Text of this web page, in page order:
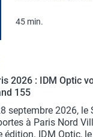
45 min.
2026 : IDM Optic
155
septembre 2026, le
à Paris Nord
édition. IDM Optic,